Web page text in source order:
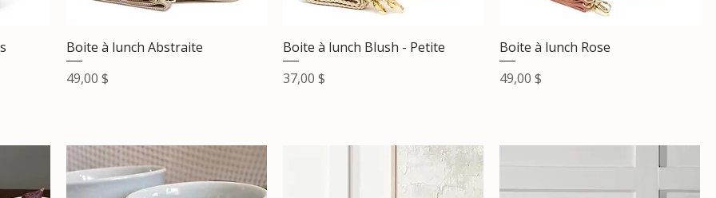
Boite à lunch Abstraite
Prix
49,00 $
Boite à lunch Blush - Petite
Prix
37,00 $
Boite à lunch Rose
Prix
49,00 $